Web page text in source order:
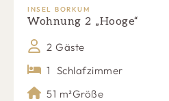
INSEL BORKUM
Wohnung 2 „Hooge“
2 Gäste
1 Schlafzimmer
51 m²Größe